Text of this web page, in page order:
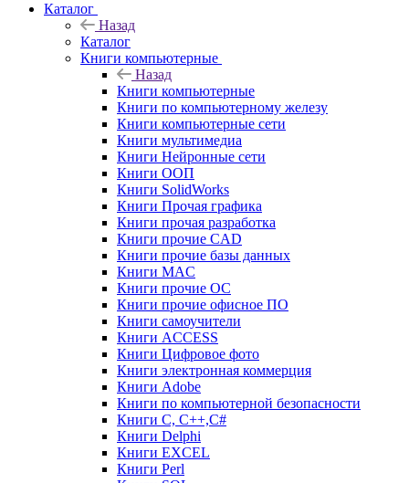
Каталог
Назад
Каталог
Книги компьютерные
Назад
Книги компьютерные
Книги по компьютерному железу
Книги компьютерные сети
Книги мультимедиа
Книги Нейронные сети
Книги ООП
Книги SolidWorks
Книги Прочая графика
Книги прочая разработка
Книги прочие CAD
Книги прочие базы данных
Книги MAC
Книги прочие ОС
Книги прочие офисное ПО
Книги самоучители
Книги ACCESS
Книги Цифровое фото
Книги электронная коммерция
Книги Adobe
Книги по компьютерной безопасности
Книги C, C++,С#
Книги Delphi
Книги EXCEL
Книги Perl